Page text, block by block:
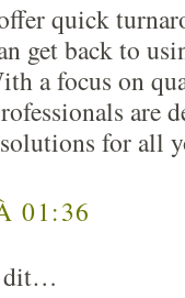
quick
get back to
a focus on
are
for all
01:36
dit…